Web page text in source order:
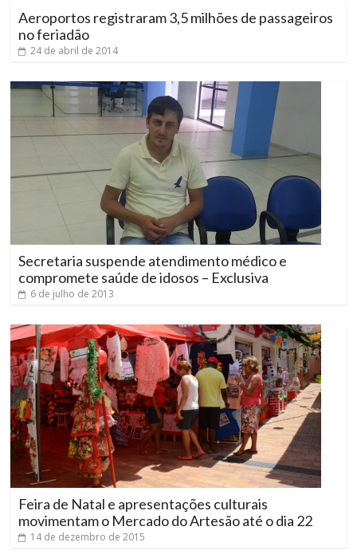
Aeroportos registraram 3,5 milhões de passageiros
no feriadão
24 de abril de 2014
Secretaria suspende atendimento médico e
compromete saúde de idosos – Exclusiva
6 de julho de 2013
Feira de Natal e apresentações culturais
movimentam o Mercado do Artesão até o dia 22
14 de dezembro de 2015